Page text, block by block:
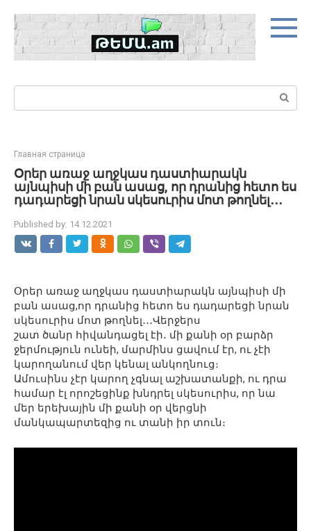
content
Search:
Главная страница
Օրեր առաջ աղջկաս դաստիարակն
այնպիսի մի բան ասաց, որ դրանից հետո ես
դադարեցի նրան սկեսուրիս մոտ թողնել․․․
Published by: 14.12.2021
Օրեր առաջ աղջկաս դաստիարակն այնպիսի մի
բան ասաց,որ դրանից հետո ես դադարեցի նրան
սկեսուրիս մոտ թողնել․․․Վերջերս
շատ ծանր հիվանդացել էի․ մի քանի օր բարձր
ջերմություն ունեի, մարմինս ցավում էր, ու չէի
կարողանում վեր կենալ անկողնուց։
Ամուսինս չէր կարող չգնալ աշխատանքի, ու դրա
համար էլ որոշեցինք խնդրել սկեսուրիս, որ նա
մեր երեխային մի քանի օր վերցնի
մանկապարտեզից ու տանի իր տուն։